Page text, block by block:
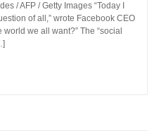
/ AFP / Getty Images “Today I
of all,” wrote Facebook CEO
we all want?” The “social